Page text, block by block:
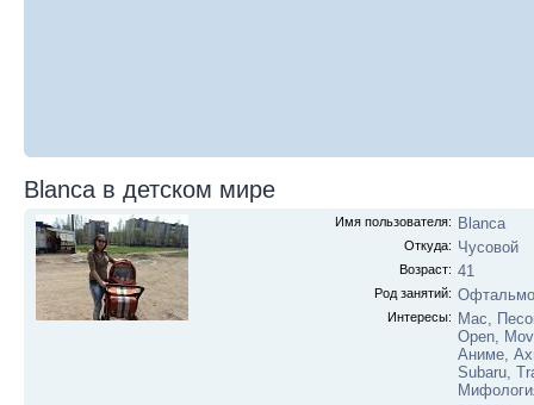
Blanca в детском мире
Имя пользователя: Blanca
Откуда: Чусовой
Возраст: 41
Род занятий:
Интересы:
Mac,
Open,
Аниме,
Subaru,